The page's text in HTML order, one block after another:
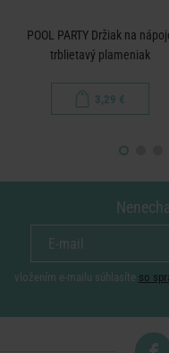
POOL PARTY Držiak na
trblietavý plameniak
3,29 €
vložením e-mailu súhlasíte so